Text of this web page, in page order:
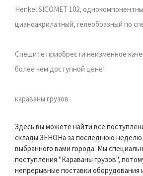
Henkel SICOMET 102,
цианоакрилатный, гелеобразный по
Спешите приобрести неизменное
более чем доступной цене!
караваны грузов
Здесь вы можете найти все
склады ЗЕНОНа за последнюю
выбранного вами города. Мы
поступления "Караваны грузов",
непрерывные поставки оборудования